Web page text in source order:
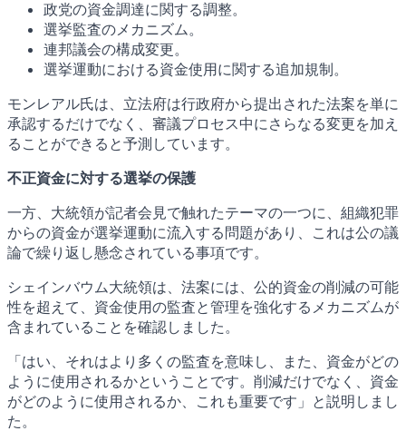
政党の資金調達に関する調整。
選挙監査のメカニズム。
連邦議会の構成変更。
選挙運動における資金使用に関する追加規制。
モンレアル氏は、立法府は行政府から提出された法案を単に
承認するだけでなく、審議プロセス中にさらなる変更を加え
ることができると予測しています。
不正資金に対する選挙の保護
一方、大統領が記者会見で触れたテーマの一つに、組織犯罪
からの資金が選挙運動に流入する問題があり、これは公の議
論で繰り返し懸念されている事項です。
シェインバウム大統領は、法案には、公的資金の削減の可能
性を超えて、資金使用の監査と管理を強化するメカニズムが
含まれていることを確認しました。
「はい、それはより多くの監査を意味し、また、資金がどの
ように使用されるかということです。削減だけでなく、資金
がどのように使用されるか、これも重要です」と説明しまし
た。